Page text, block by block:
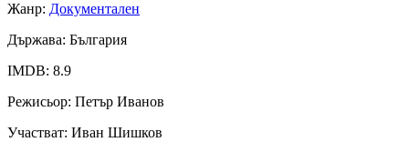
Жанр: Документален
Държава: България
IMDB: 8.9
Режисьор: Петър Иванов
Участват: Иван Шишков